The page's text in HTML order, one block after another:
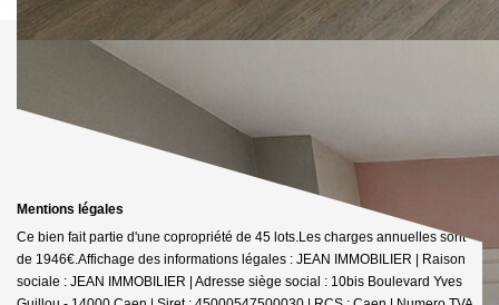
Mentions légales
Ce bien fait partie d'une copropriété de 45 lots.Les charges annuelles sont
de 1946€. Affichage des informations légales : JEAN IMMOBILIER | Raison
sociale : JEAN IMMOBILIER | Adresse siège social : 10bis Boulevard Yves